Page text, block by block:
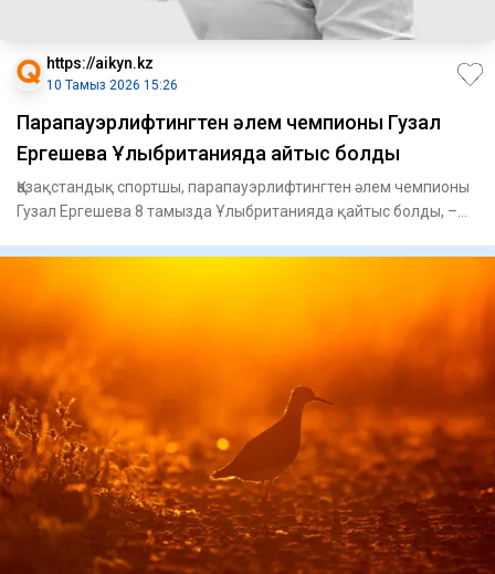
https://aikyn.kz
10 Тамыз 2026 15:26
Парапауэрлифтингтен әлем чемпионы Гузал
Ергешева Ұлыбританияда қайтыс болды
Қазақстандық спортшы, парапауэрлифтингтен әлем чемпионы
Гузал Ергешева 8 тамызда Ұлыбританияда қайтыс болды, –